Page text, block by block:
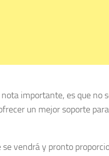
importante, es que no
un mejor soporte
vendrá y pronto